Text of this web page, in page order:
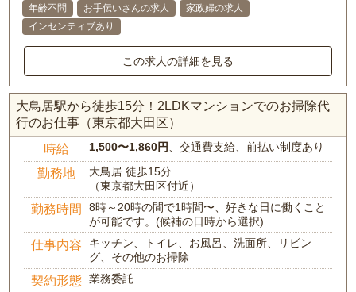
年齢不問 お手伝いさんの求人
家政婦の求人
インセンティブあり
この求人の詳細を見る
大鳥居駅から徒歩15分！2LDKマンションでのお掃除代
行のお仕事（東京都大田区）
時給 1,500〜1,860円 、交通費支給、前払い制度あり
勤務地
大鳥居 徒歩15分
（東京都大田区付近）
勤務時間
8時～20時の間で1時間〜、好きな日に働くこと
が可能です。(候補の日時から選択)
仕事内容
キッチン、トイレ、お風呂、洗面所、リビン
グ、その他のお掃除
契約形態 業務委託